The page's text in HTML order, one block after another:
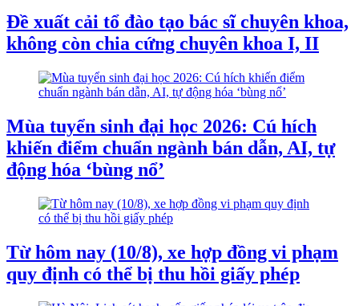
Đề xuất cải tổ đào tạo bác sĩ chuyên khoa,
không còn chia cứng chuyên khoa I, II
Mùa tuyển sinh đại học 2026: Cú hích
khiến điểm chuẩn ngành bán dẫn, AI, tự
động hóa ‘bùng nổ’
Từ hôm nay (10/8), xe hợp đồng vi phạm
quy định có thể bị thu hồi giấy phép